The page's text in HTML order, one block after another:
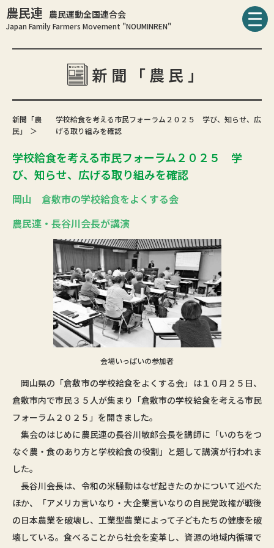
農民連 農民運動全国連合会
Japan Family Farmers Movement "NOUMINREN"
新聞「農民」
新聞「農
民」
学校給食を考える市民フォーラム２０２５ 学び、知らせ、広
げる取り組みを確認
学校給食を考える市民フォーラム２０２５ 学
び、知らせ、広げる取り組みを確認
岡山 倉敷市の学校給食をよくする会
農民連・長谷川会長が講演
会場いっぱいの参加者
岡山県の「倉敷市の学校給食をよくする会」は１０月２５日、
倉敷市内で市民３５人が集まり「倉敷市の学校給食を考える市民
フォーラム２０２５」を開きました。
集会のはじめに農民連の長谷川敏郎会長を講師に「いのちをつ
なぐ農・食のあり方と学校給食の役割」と題して講演が行われま
した。
長谷川会長は、令和の米騒動はなぜ起きたのかについて述べた
ほか、「アメリカ言いなり・大企業言いなりの自民党政権が戦後
の日本農業を破壊し、工業型農業によって子どもたちの健康を破
壊している。食べることから社会を変革し、資源の地域内循環で